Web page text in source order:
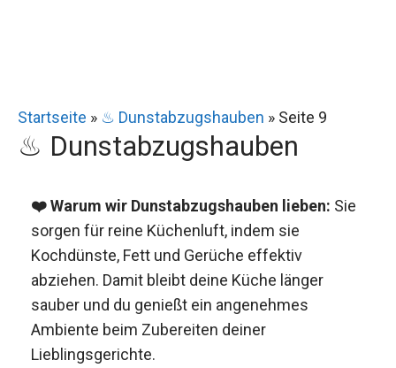
Startseite » ♨ Dunstabzugshauben » Seite 9
♨ Dunstabzugshauben
❤️ Warum wir Dunstabzugshauben lieben: Sie
sorgen für reine Küchenluft, indem sie
Kochdünste, Fett und Gerüche effektiv
abziehen. Damit bleibt deine Küche länger
sauber und du genießt ein angenehmes
Ambiente beim Zubereiten deiner
Lieblingsgerichte.